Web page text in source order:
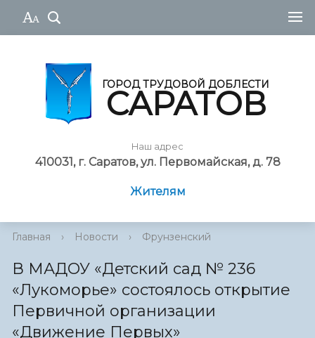
ГОРОД ТРУДОВОЙ ДОБЛЕСТИ
САРАТОВ
Наш адрес
410031, г. Саратов, ул. Первомайская, д. 78
Жителям
Главная › Новости › Фрунзенский
В МАДОУ «Детский сад № 236
«Лукоморье» состоялось открытие
Первичной организации
«Движение Первых»